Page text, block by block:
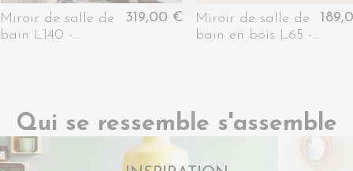
Miroir de salle de
bain L140 -
319,00 €
Miroir de salle de
bain en bois L65 -
Qui se ressemble s'assemble